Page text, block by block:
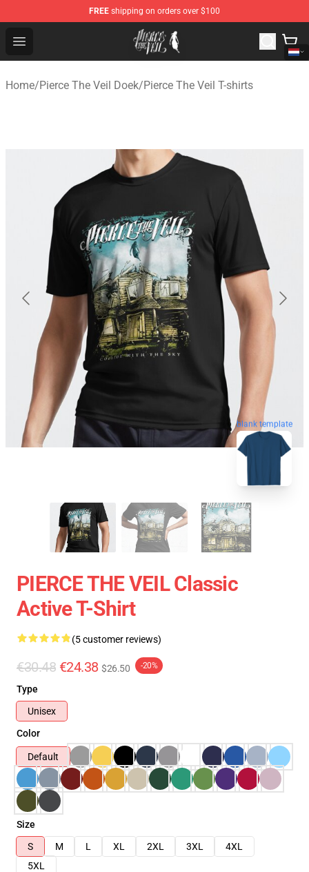
FREE shipping on orders over $100
Open menu
Pierce The Veil Store - Official Pierce The Veil
Home/Pierce The Veil Doek/Pierce The Veil T-shirts
blank template
PIERCE THE VEIL Classic
Active T-Shirt
(5 customer reviews)
€30.48 €24.38 $26.50 -20%
Type
Unisex
Color
Default
Size
S
M L XL 2XL 3XL
4XL
5XL